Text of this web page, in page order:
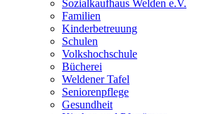
Sozialkaufhaus Welden e.V.
Familien
Kinderbetreuung
Schulen
Volkshochschule
Bücherei
Weldener Tafel
Seniorenpflege
Gesundheit